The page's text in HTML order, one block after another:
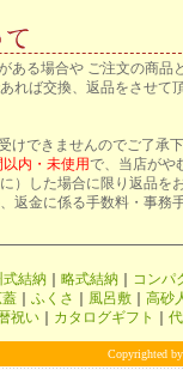
ある場合や ご注文の商品
れば交換、返品をさせて
けできませんのでご了承
内・未使用で、当店がや
）した場合に限り返品を
返金に係る手数料・事務
式結納 略式結納
コンパ
蓋 ふくさ 風呂敷
高砂
祝い カタログギフト
Copyrighted